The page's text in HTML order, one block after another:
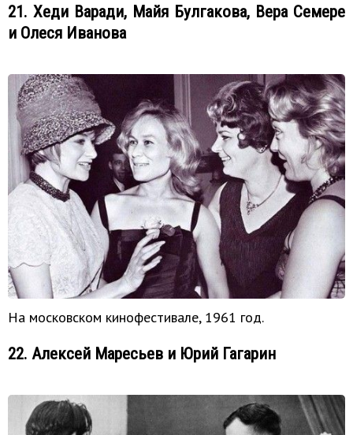
21. Хеди Варади, Майя Булгакова, Вера Семере
и Олеся Иванова
На московском кинофестивале, 1961 год.
22. Алексей Маресьев и Юрий Гагарин